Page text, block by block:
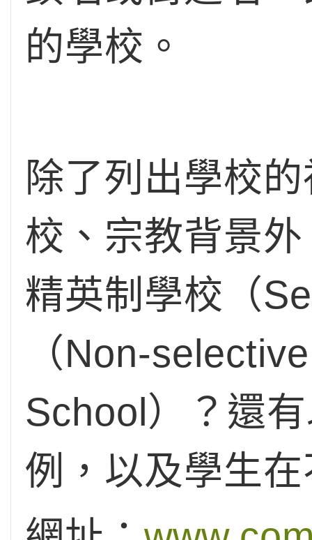
的學校。
除了列出學校
校、宗教背景
精英制學校（
（Non-
School）？還
例，以及學生